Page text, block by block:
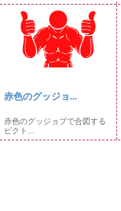
赤色のグッジョ...
赤色のグッジョブで合図する
ピクト...